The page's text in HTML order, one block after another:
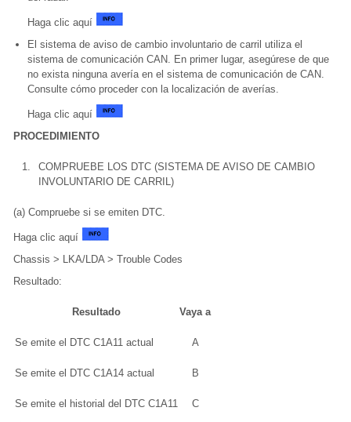
Haga clic aquí
El sistema de aviso de cambio involuntario de carril utiliza el
sistema de comunicación CAN. En primer lugar, asegúrese de que
no exista ninguna avería en el sistema de comunicación de CAN.
Consulte cómo proceder con la localización de averías.
Haga clic aquí
PROCEDIMIENTO
1.
COMPRUEBE LOS DTC (SISTEMA DE AVISO DE CAMBIO
INVOLUNTARIO DE CARRIL)
(a) Compruebe si se emiten DTC.
Haga clic aquí
Chassis > LKA/LDA > Trouble Codes
Resultado:
Resultado Vaya a
Se emite el DTC C1A11 actual A
Se emite el DTC C1A14 actual B
Se emite el historial del DTC C1A11 C